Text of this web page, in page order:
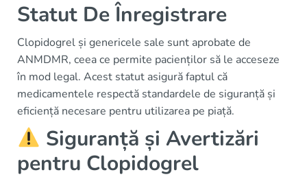
Statut De Înregistrare
Clopidogrel și genericele sale sunt aprobate de
ANMDMR, ceea ce permite pacienților să le acceseze
în mod legal. Acest statut asigură faptul că
medicamentele respectă standardele de siguranță și
eficiență necesare pentru utilizarea pe piață.
Siguranță și Avertizări
pentru Clopidogrel